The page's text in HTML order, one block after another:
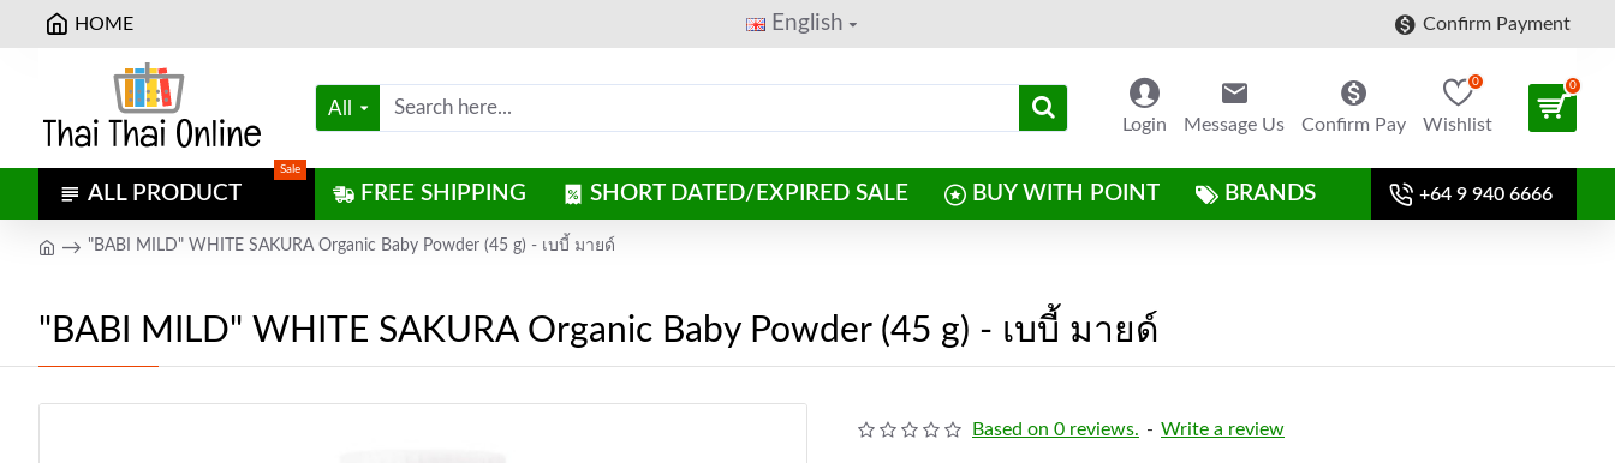
HOME English Confirm Payment
All
Login Message Us Confirm Pay Wishlist
0 0
ALL PRODUCT
Sale
FREE SHIPPING SHORT DATED/EXPIRED SALE BUY WITH POINT BRANDS +64 9 940 6666
"BABI MILD" WHITE SAKURA Organic Baby Powder (45 g) - เบบี้ มายด์
"BABI MILD" WHITE SAKURA Organic Baby Powder (45 g) - เบบี้ มายด์
Based on 0 reviews. - Write a review